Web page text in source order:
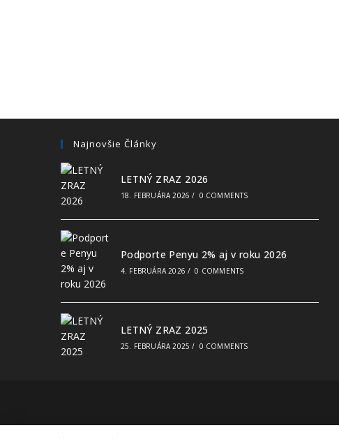
Najnovšie Články
LETNÝ ZRAZ 2026
18. FEBRUÁRA 2026 / 0 COMMENTS
Podporte Penyu 2% aj v roku 2026
4. FEBRUÁRA 2026 / 0 COMMENTS
LETNÝ ZRAZ 2025
25. FEBRUÁRA 2025 / 0 COMMENTS